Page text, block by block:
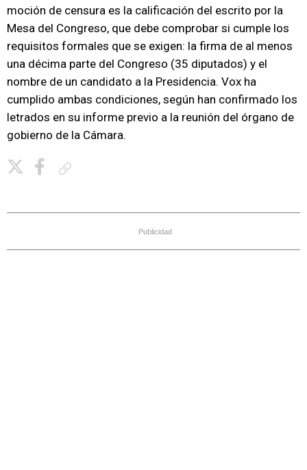
moción de censura es la calificación del escrito por la
Mesa del Congreso, que debe comprobar si cumple los
requisitos formales que se exigen: la firma de al menos
una décima parte del Congreso (35 diputados) y el
nombre de un candidato a la Presidencia. Vox ha
cumplido ambas condiciones, según han confirmado los
letrados en su informe previo a la reunión del órgano de
gobierno de la Cámara.
Publicidad